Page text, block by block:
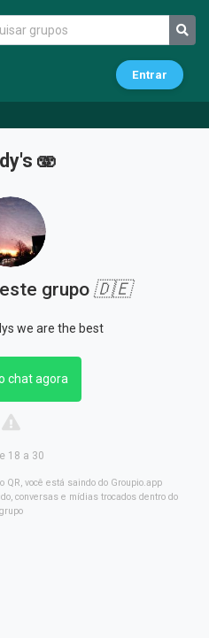
Entrar
🫨
grupo 🇩🇪
we are the best
chat agora
18 a 30
QR, você está saindo do Groupio.app
conversas e mídias trocados dentro do
grupo